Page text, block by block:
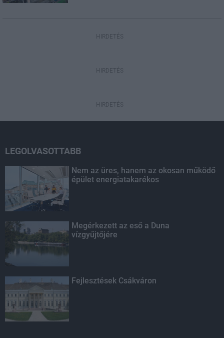
HIRDETÉS
HIRDETÉS
HIRDETÉS
LEGOLVASOTTABB
Nem az üres, hanem az okosan működő
épület energiatakarékos
Megérkezett az eső a Duna
vízgyűjtőjére
Fejlesztések Csákváron